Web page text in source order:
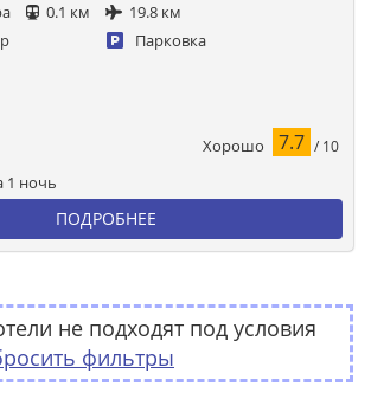
0.1 км
19.8 км
Парковка
Хорошо 7.7 / 10
1 ночь
ПОДРОБНЕЕ
не подходят под условия
фильтры